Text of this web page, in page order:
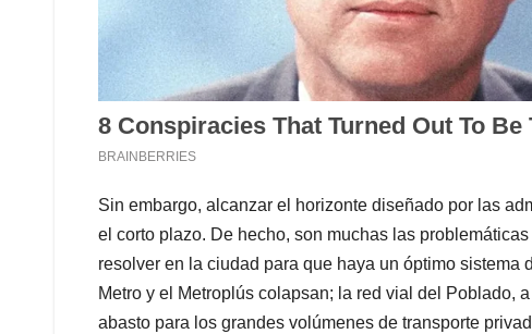
Sin embargo, alcanzar el horizonte diseñado por las
el corto plazo. De hecho, son muchas las
resolver en la ciudad para que haya un óptimo sistema
Metro y el Metroplús colapsan; la red vial del Poblado,
abasto para los grandes volúmenes de transporte